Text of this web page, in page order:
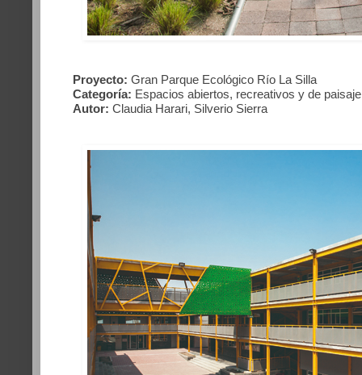
Proyecto: Gran Parque Ecológico Río La Silla
Categoría: Espacios abiertos, recreativos y de paisaje
Autor: Claudia Harari, Silverio Sierra